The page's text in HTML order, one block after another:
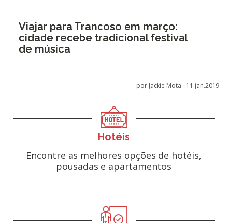
Viajar para Trancoso em março:
cidade recebe tradicional festival
de música
por Jackie Mota - 11.jan.2019
Hotéis
Encontre as melhores opções de hotéis,
pousadas e apartamentos